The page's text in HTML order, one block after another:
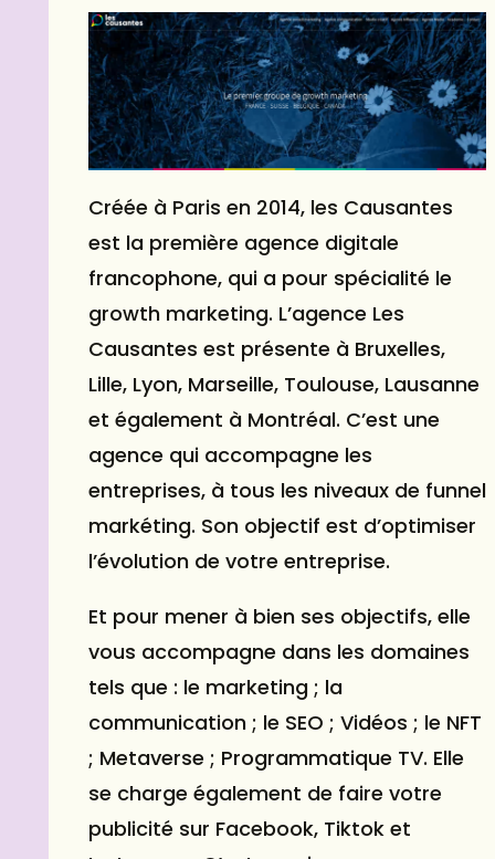
Créée à Paris en 2014, les Causantes
est la première agence digitale
francophone, qui a pour spécialité le
growth marketing. L’agence Les
Causantes est présente à Bruxelles,
Lille, Lyon, Marseille, Toulouse, Lausanne
et également à Montréal. C’est une
agence qui accompagne les
entreprises, à tous les niveaux de funnel
markéting. Son objectif est d’optimiser
l’évolution de votre entreprise.
Et pour mener à bien ses objectifs, elle
vous accompagne dans les domaines
tels que : le marketing ; la
communication ; le SEO ; Vidéos ; le NFT
; Metaverse ; Programmatique TV. Elle
se charge également de faire votre
publicité sur Facebook, Tiktok et